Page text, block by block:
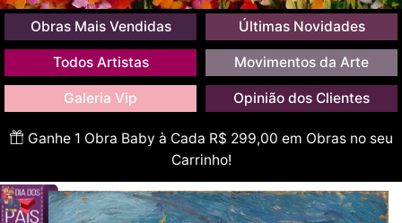
Obras Mais Vendidas Últimas Novidades
Todos Artistas Movimentos da Arte
Galeria Vip Opinião dos Clientes
Ganhe 1 Obra Baby à Cada R$ 299,00 em Obras no seu
Carrinho!